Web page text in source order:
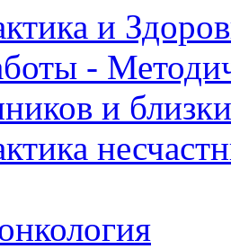
и
-
и